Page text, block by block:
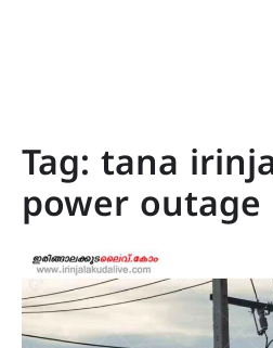
Tag: tana
power outage